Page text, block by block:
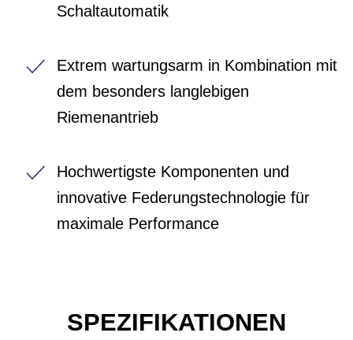
Schaltautomatik
Extrem wartungsarm in Kombination mit
dem besonders langlebigen
Riemenantrieb
Hochwertigste Komponenten und
innovative Federungstechnologie für
maximale Performance
SPEZIFIKATIONEN